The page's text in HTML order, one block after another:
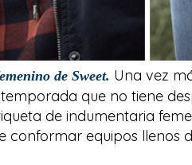
de Sweet. Una vez
que no tiene
de indumentaria
conformar equipos llenos